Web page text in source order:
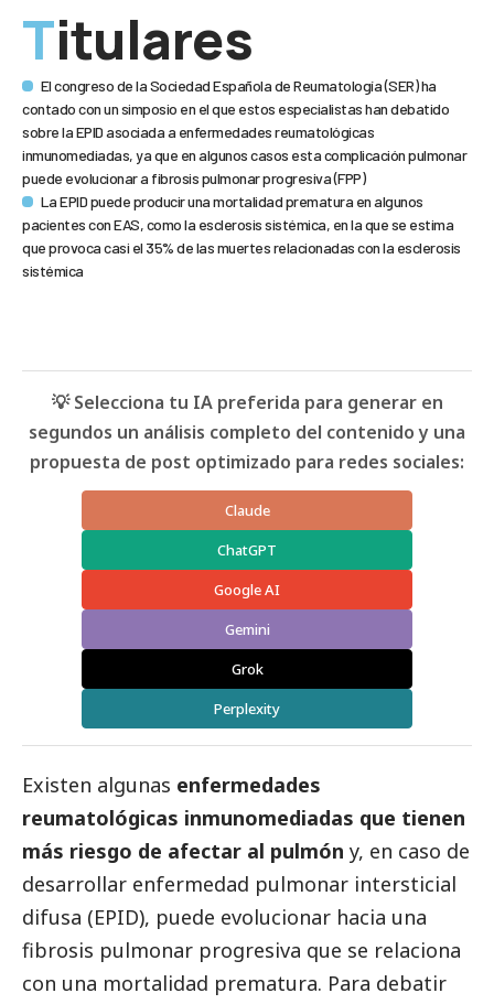
Titulares
El congreso de la Sociedad Española de Reumatología (SER) ha
contado con un simposio en el que estos especialistas han debatido
sobre la EPID asociada a enfermedades reumatológicas
inmunomediadas, ya que en algunos casos esta complicación pulmonar
puede evolucionar a fibrosis pulmonar progresiva (FPP)
La EPID puede producir una mortalidad prematura en algunos
pacientes con EAS, como la esclerosis sistémica, en la que se estima
que provoca casi el 35% de las muertes relacionadas con la esclerosis
sistémica
💡 Selecciona tu IA preferida para generar en
segundos un análisis completo del contenido y una
propuesta de post optimizado para redes sociales:
Claude
ChatGPT
Google AI
Gemini
Grok
Perplexity
Existen algunas enfermedades
reumatológicas inmunomediadas que tienen
más riesgo de afectar al pulmón y, en caso de
desarrollar enfermedad pulmonar intersticial
difusa (EPID), puede evolucionar hacia una
fibrosis pulmonar progresiva que se relaciona
con una mortalidad prematura. Para debatir